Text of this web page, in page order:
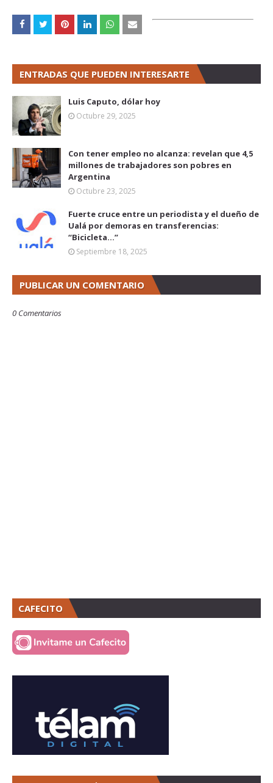
ENTRADAS QUE PUEDEN INTERESARTE
Luis Caputo, dólar hoy
Octubre 29, 2025
Con tener empleo no alcanza: revelan que 4,5
millones de trabajadores son pobres en
Argentina
Octubre 23, 2025
Fuerte cruce entre un periodista y el dueño de
Ualá por demoras en transferencias:
“Bicicleta...”
Septiembre 18, 2025
PUBLICAR UN COMENTARIO
0 Comentarios
CAFECITO